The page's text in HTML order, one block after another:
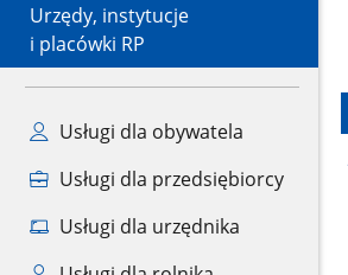
Urzędy, instytucje
i placówki RP
Usługi dla obywatela
Usługi dla przedsiębiorcy
Usługi dla urzędnika